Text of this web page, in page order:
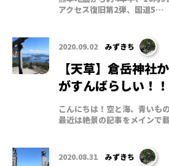
アクセス復旧第2弾、国道5…
2020.09.02 みずきち
【天草】倉岳神社
がすんばらしい！！
こんにちは！空と海、青いも
最近は絶景の記事をメインで
2020.08.31 みずきち